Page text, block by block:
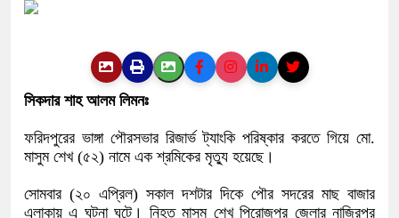
ফরিদপুরে ‘শ্মশান বন্ধু’ কানু সেন
সিকদার শাহ আলম লিমনঃ
ফরিদপুরের ভাঙ্গা পৌরসভার রিজার্ভ ট্যাংকি পরিষ্কার করতে গিয়ে মো.
মাসুম শেখ (৫২) নামে এক শ্রমিকের মৃত্যু হয়েছে।
সোমবার (২০ এপ্রিল) সকাল দশটার দিকে পৌর সদরের মাছ বাজার
এলাকায় এ ঘটনা ঘটে। নিহত মাসুম শেখ পিরোজপুর জেলার নাজিরপুর